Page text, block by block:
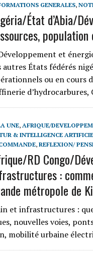
GENERALES,
État d’Abia/
et
autres États fédérés
ou en cours
UNE, AFRIQUE/
& INTELLIGENCE
, REFLEXION/
RD Congo/
:
métropole de
et infrastructures :
nouvelles voies,
mobilité urbaine